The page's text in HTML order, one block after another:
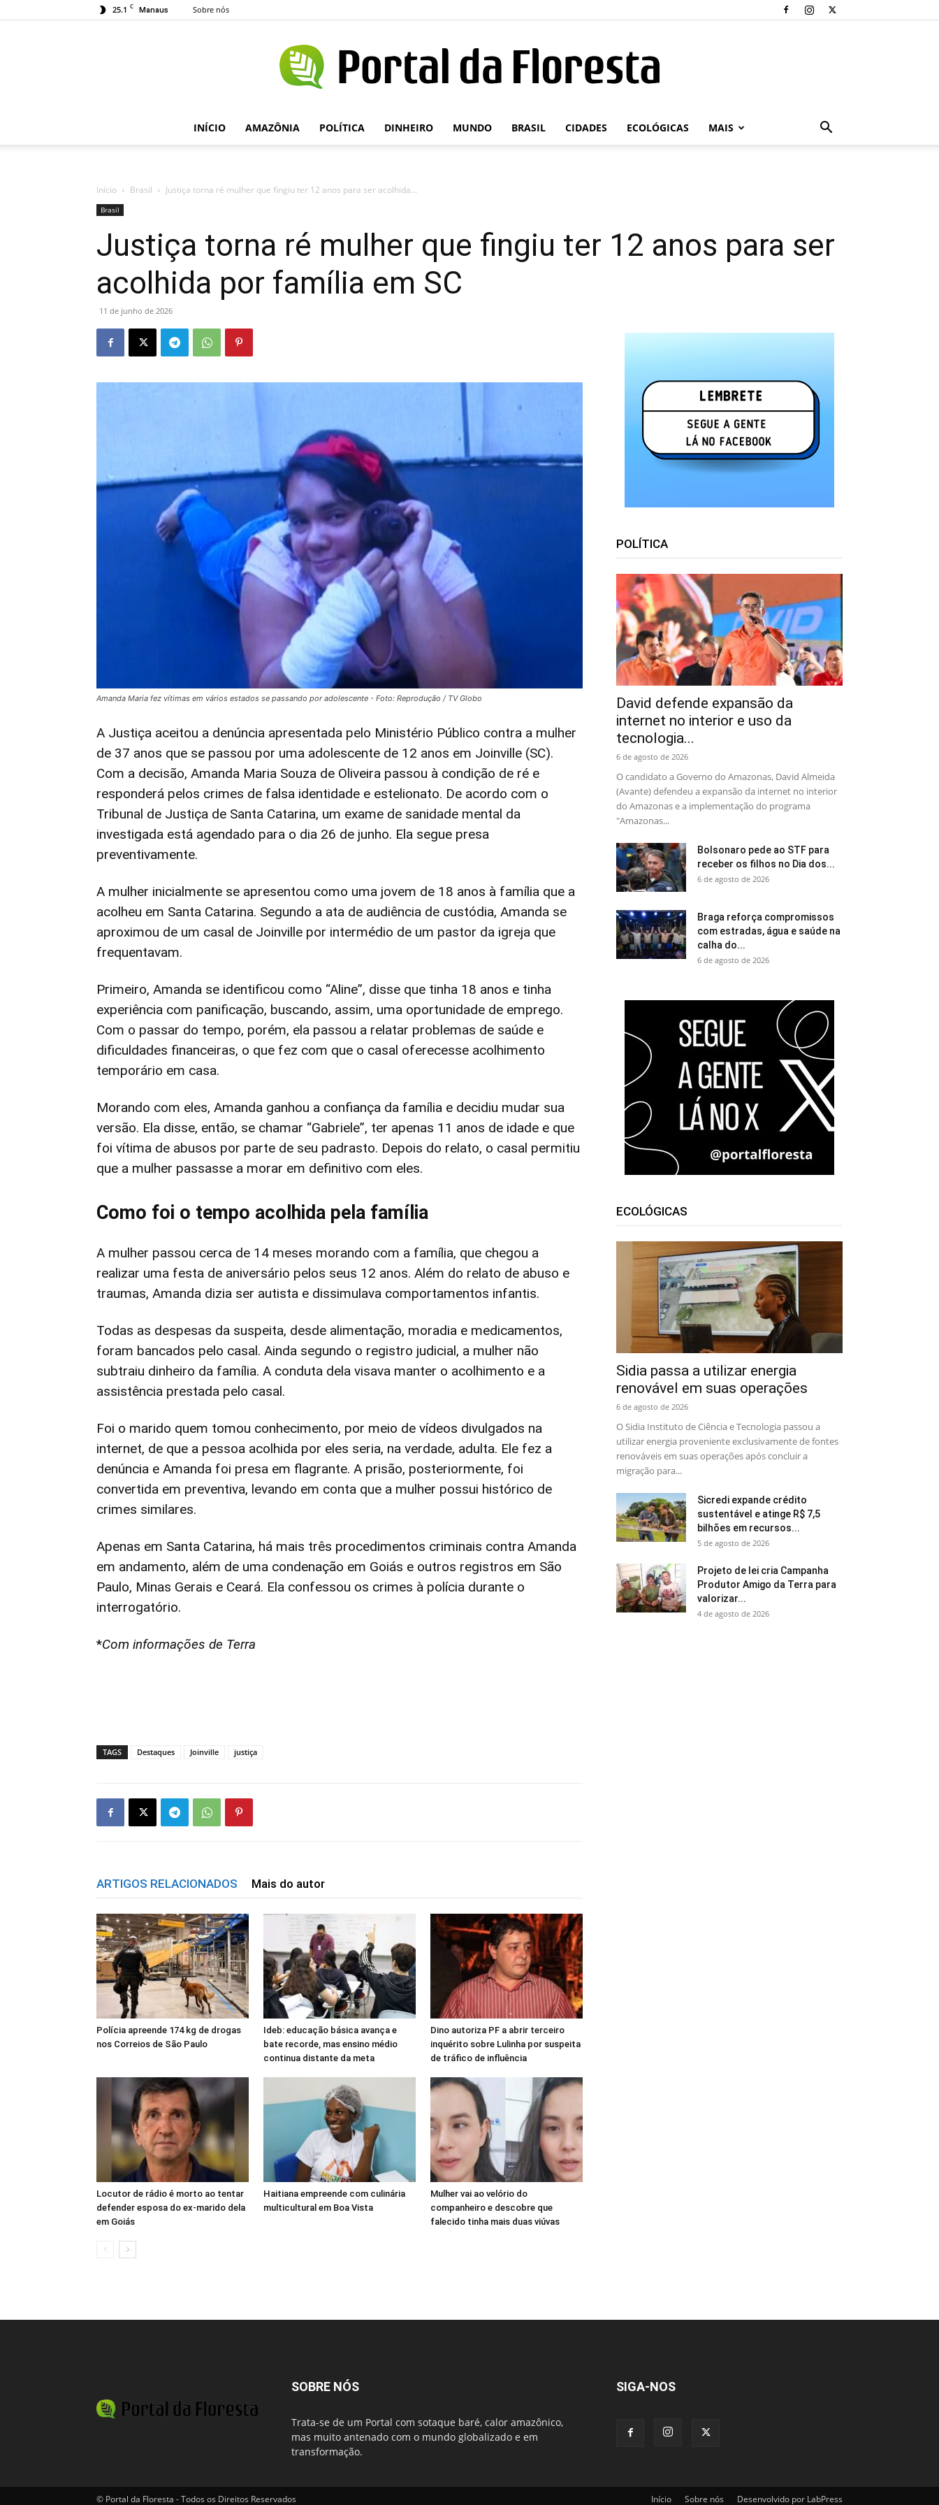
25.1 C Manaus Sobre nós
Portal
INÍCIO AMAZÔNIA POLÍTICA DINHEIRO MUNDO BRASIL CIDADES ECOLÓGICAS MAIS
Início Brasil Justiça torna ré mulher que fingiu ter 12 anos para ser acolhida...
Brasil
Justiça torna ré mulher que fingiu ter 12 anos para ser
acolhida por família em SC
11 de junho de 2026
Amanda Maria fez vítimas em vários estados se passando por adolescente - Foto: Reprodução / TV Globo
A Justiça aceitou a denúncia apresentada pelo Ministério Público contra a mulher
de 37 anos que se passou por uma adolescente de 12 anos em Joinville (SC).
Com a decisão, Amanda Maria Souza de Oliveira passou à condição de ré e
responderá pelos crimes de falsa identidade e estelionato. De acordo com o
Tribunal de Justiça de Santa Catarina, um exame de sanidade mental da
investigada está agendado para o dia 26 de junho. Ela segue presa
preventivamente.
A mulher inicialmente se apresentou como uma jovem de 18 anos à família que a
acolheu em Santa Catarina. Segundo a ata de audiência de custódia, Amanda se
aproximou de um casal de Joinville por intermédio de um pastor da igreja que
frequentavam.
Primeiro, Amanda se identificou como “Aline”, disse que tinha 18 anos e tinha
experiência com panificação, buscando, assim, uma oportunidade de emprego.
Com o passar do tempo, porém, ela passou a relatar problemas de saúde e
dificuldades financeiras, o que fez com que o casal oferecesse acolhimento
temporário em casa.
Morando com eles, Amanda ganhou a confiança da família e decidiu mudar sua
versão. Ela disse, então, se chamar “Gabriele”, ter apenas 11 anos de idade e que
foi vítima de abusos por parte de seu padrasto. Depois do relato, o casal permitiu
que a mulher passasse a morar em definitivo com eles.
Como foi o tempo acolhida pela família
A mulher passou cerca de 14 meses morando com a família, que chegou a
realizar uma festa de aniversário pelos seus 12 anos. Além do relato de abuso e
traumas, Amanda dizia ser autista e dissimulava comportamentos infantis.
Todas as despesas da suspeita, desde alimentação, moradia e medicamentos,
foram bancados pelo casal. Ainda segundo o registro judicial, a mulher não
subtraiu dinheiro da família. A conduta dela visava manter o acolhimento e a
assistência prestada pelo casal.
Foi o marido quem tomou conhecimento, por meio de vídeos divulgados na
internet, de que a pessoa acolhida por eles seria, na verdade, adulta. Ele fez a
denúncia e Amanda foi presa em flagrante. A prisão, posteriormente, foi
convertida em preventiva, levando em conta que a mulher possui histórico de
crimes similares.
Apenas em Santa Catarina, há mais três procedimentos criminais contra Amanda
em andamento, além de uma condenação em Goiás e outros registros em São
Paulo, Minas Gerais e Ceará. Ela confessou os crimes à polícia durante o
interrogatório.
*Com informações de Terra
TAGS Destaques Joinville justiça
ARTIGOS RELACIONADOS Mais do autor
Polícia apreende 174 kg de drogas
nos Correios de São Paulo
Ideb: educação básica avança e
bate recorde, mas ensino médio
continua distante da meta
Dino autoriza PF a abrir terceiro
inquérito sobre Lulinha por suspeita
de tráfico de influência
Locutor de rádio é morto ao tentar
defender esposa do ex-marido dela
em Goiás
Haitiana empreende com culinária
multicultural em Boa Vista
Mulher vai ao velório do
companheiro e descobre que
falecido tinha mais duas viúvas
POLÍTICA
David defende expansão da
internet no interior e uso da
tecnologia...
6 de agosto de 2026
O candidato a Governo do Amazonas, David Almeida
(Avante) defendeu a expansão da internet no interior
do Amazonas e a implementação do programa
"Amazonas...
Bolsonaro pede ao STF para
receber os filhos no Dia dos...
6 de agosto de 2026
Braga reforça compromissos
com estradas, água e saúde na
calha do...
6 de agosto de 2026
ECOLÓGICAS
Sidia passa a utilizar energia
renovável em suas operações
6 de agosto de 2026
O Sidia Instituto de Ciência e Tecnologia passou a
utilizar energia proveniente exclusivamente de fontes
renováveis em suas operações após concluir a
migração para...
Sicredi expande crédito
sustentável e atinge R$ 7,5
bilhões em recursos...
5 de agosto de 2026
Projeto de lei cria Campanha
Produtor Amigo da Terra para
valorizar...
4 de agosto de 2026
SOBRE NÓS
Trata-se de um Portal com sotaque baré, calor amazônico,
mas muito antenado com o mundo globalizado e em
transformação.
SIGA-NOS
Início Sobre nós Desenvolvido por LabPress
© Portal da Floresta - Todos os Direitos Reservados